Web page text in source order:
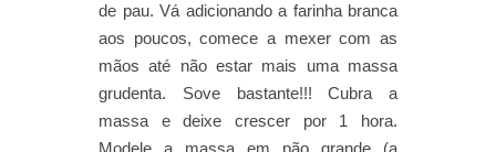
de pau. Vá adicionando a farinha branca
aos poucos, comece a mexer com as
mãos até não estar mais uma massa
grudenta. Sove bastante!!! Cubra a
massa e deixe crescer por 1 hora.
Modele a massa em pão grande (a